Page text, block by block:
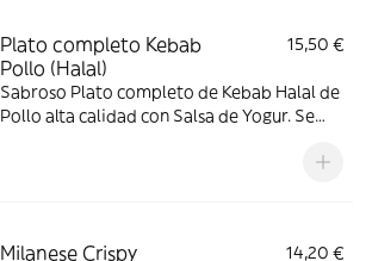
Plato completo Kebab
Pollo (Halal)
15,50 €
Sabroso Plato completo de Kebab Halal de
Pollo alta calidad con Salsa de Yogur. Se
Milanese Crispy
14,20 €